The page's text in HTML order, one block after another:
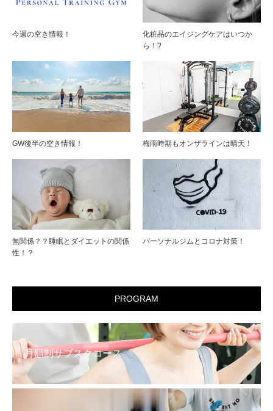
今週の空き情報！
化粧品のエイジングケアはいつか
ら！?
GW後半の空き情報！ 梅雨時期もオンザラインは晴天！
無関係？？睡眠とダイエットの関係
性！？
パーソナルジムとコロナ対策！
PROGRAM
月額制サブスクコース